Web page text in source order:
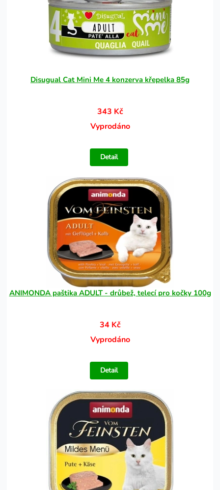
Disugual Cat Mini Me 4 konzerva křepelka 85g
343 Kč
Vyprodáno
Detail
ANIMONDA paštika ADULT - drůbež, telecí pro kočky 100g
34 Kč
Vyprodáno
Detail